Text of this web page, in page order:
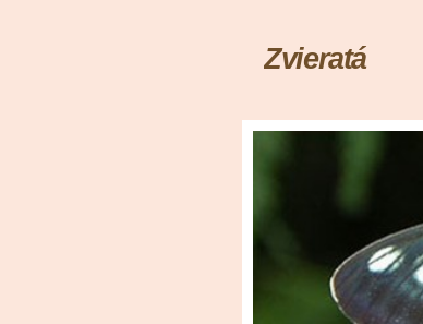
Zvieratá